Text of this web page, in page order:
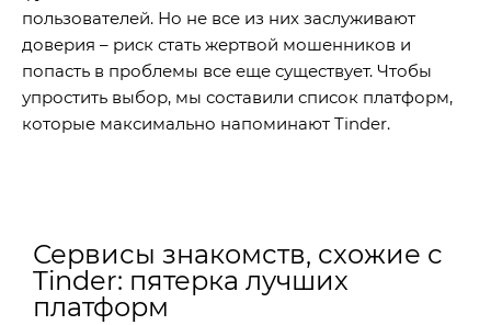
пользователей. Но не все из них заслуживают
доверия – риск стать жертвой мошенников и
попасть в проблемы все еще существует. Чтобы
упростить выбор, мы составили список платформ,
которые максимально напоминают Tinder.
Сервисы знакомств, схожие с
Tinder: пятерка лучших
платформ